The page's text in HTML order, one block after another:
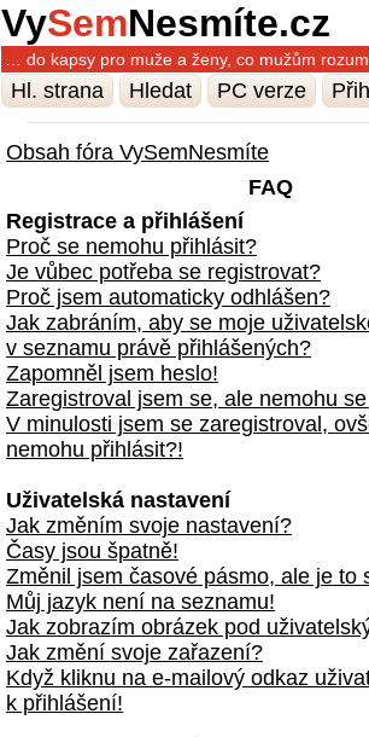
VySemNesmíte.cz
… do kapsy pro muže a ženy, co mužům
Hl. strana Hledat PC verze
Obsah fóra VySemNesmíte
FAQ
Registrace a přihlášení
Proč se nemohu přihlásit?
Je vůbec potřeba se registrovat?
Proč jsem automaticky odhlášen?
Jak zabráním, aby se moje
v seznamu právě přihlášených?
Zapomněl jsem heslo!
Zaregistroval jsem se, ale nemohu
V minulosti jsem se zaregistroval,
nemohu přihlásit?!
Uživatelská nastavení
Jak změním svoje nastavení?
Časy jsou špatně!
Změnil jsem časové pásmo, ale je to
Můj jazyk není na seznamu!
Jak zobrazím obrázek pod
Jak změní svoje zařazení?
Když kliknu na e-mailový odkaz
k přihlášení!